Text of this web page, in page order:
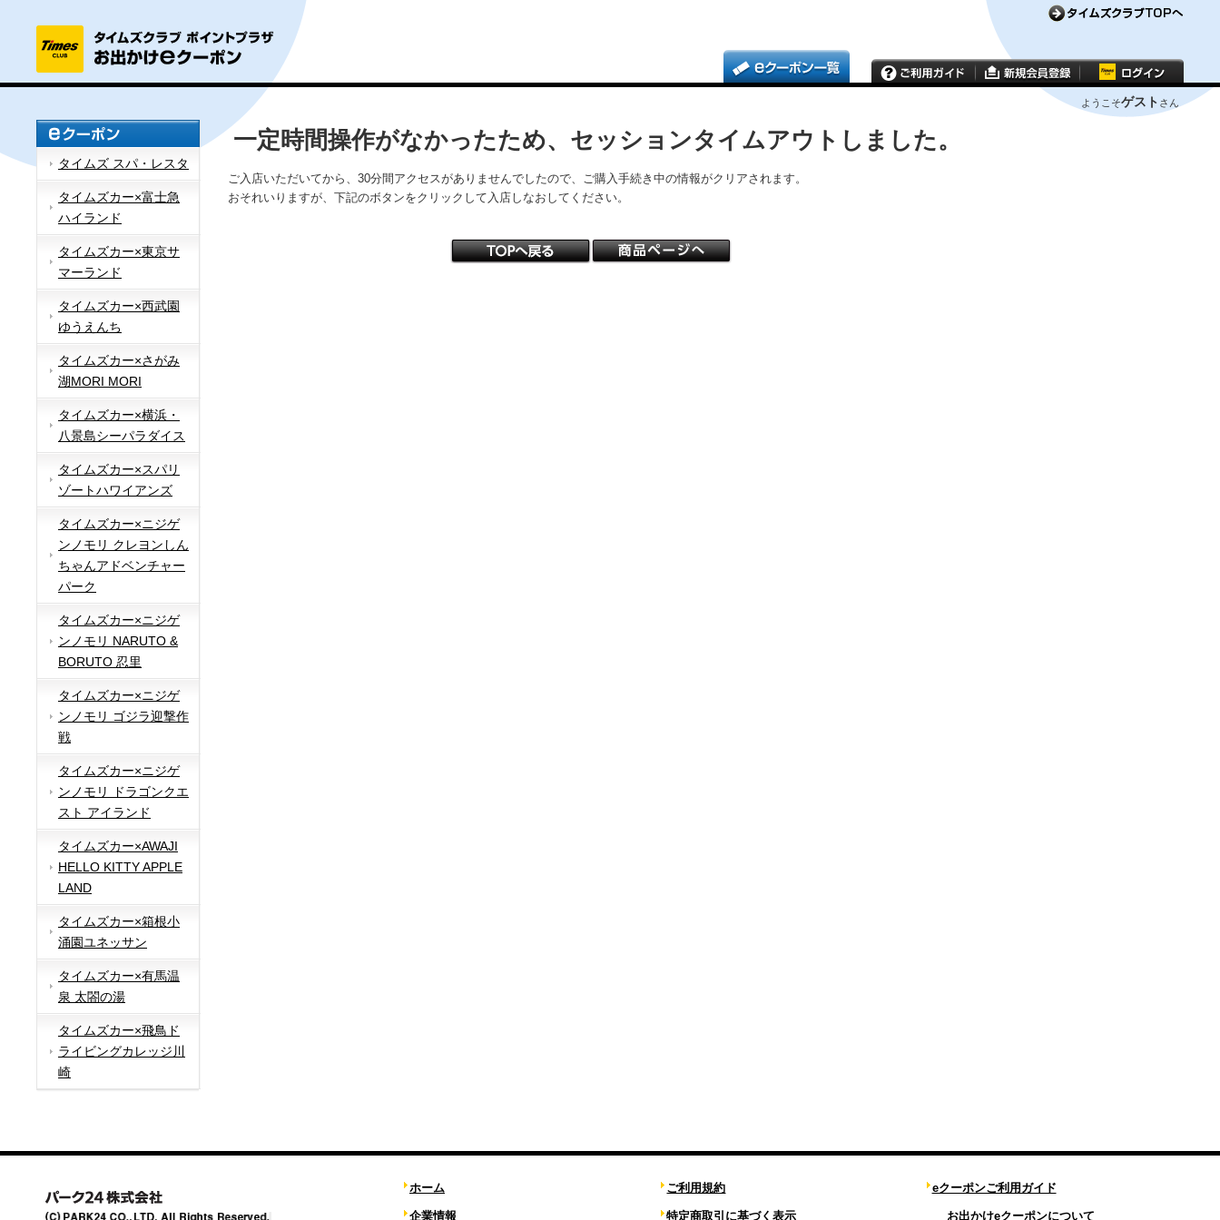
ようこそゲスト さん
タイムズ スパ・レスタ
タイムズカー×富士急
ハイランド
タイムズカー×東京サ
マーランド
タイムズカー×西武園
ゆうえんち
タイムズカー×さがみ
湖MORI MORI
タイムズカー×横浜・
八景島シーパラダイス
タイムズカー×スパリ
ゾートハワイアンズ
タイムズカー×ニジゲ
ンノモリ クレヨンしん
ちゃんアドベンチャー
パーク
タイムズカー×ニジゲ
ンノモリ NARUTO &
BORUTO 忍里
タイムズカー×ニジゲ
ンノモリ ゴジラ迎撃作
戦
タイムズカー×ニジゲ
ンノモリ ドラゴンクエ
スト アイランド
タイムズカー×AWAJI
HELLO KITTY APPLE
LAND
タイムズカー×箱根小
涌園ユネッサン
タイムズカー×有馬温
泉 太閤の湯
タイムズカー×飛鳥ド
ライビングカレッジ川
崎
一定時間操作がなかったため、セッションタイムアウトしました。
ご入店いただいてから、30分間アクセスがありませんでしたので、ご購入手続き中の情報がクリアされます。
おそれいりますが、下記のボタンをクリックして入店しなおしてください。
ホーム
企業情報
ご利用規約
特定商取引に基づく表示
eクーポンご利用ガイド
お出かけeクーポンについて